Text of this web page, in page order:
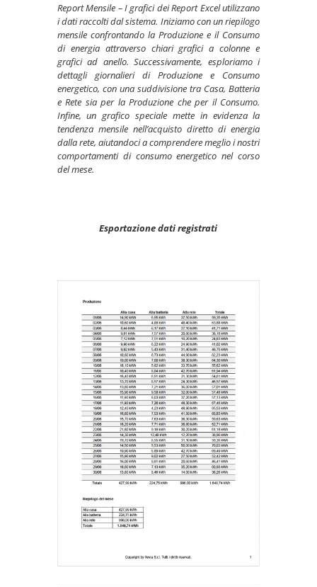
Report Mensile – I grafici dei Report Excel utilizzano
i dati raccolti dal sistema. Iniziamo con un riepilogo
mensile confrontando la Produzione e il Consumo
di energia attraverso chiari grafici a colonne e
grafici ad anello. Successivamente, esploriamo i
dettagli giornalieri di Produzione e Consumo
energetico, con una suddivisione tra Casa, Batteria
e Rete sia per la Produzione che per il Consumo.
Infine, un grafico speciale mette in evidenza la
tendenza mensile nell’acquisto diretto di energia
dalla rete, aiutandoci a comprendere meglio i nostri
comportamenti di consumo energetico nel corso
del mese.
Esportazione dati registrati